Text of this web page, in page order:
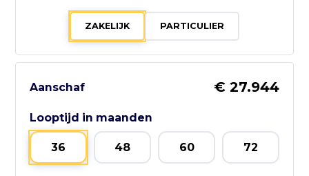
Bezoek website adverteerder
Zo bereik je
GebruikteAuto.NL:
📱 WhatsApp:
085-060 3662
ZAKELIJK PARTICULIER
Aanschaf € 27.944
Looptijd in maanden
36 48 60 72